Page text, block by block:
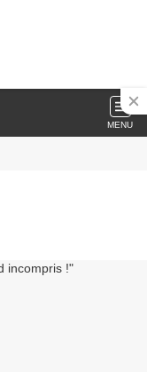
MENU